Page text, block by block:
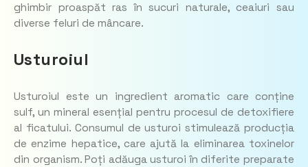
ghimbir proaspăt ras în sucuri naturale, ceaiuri sau
diverse feluri de mâncare.
Usturoiul
Usturoiul este un ingredient aromatic care conține
sulf, un mineral esențial pentru procesul de detoxifiere
al ficatului. Consumul de usturoi stimulează producția
de enzime hepatice, care ajută la eliminarea toxinelor
din organism. Poți adăuga usturoi în diferite preparate